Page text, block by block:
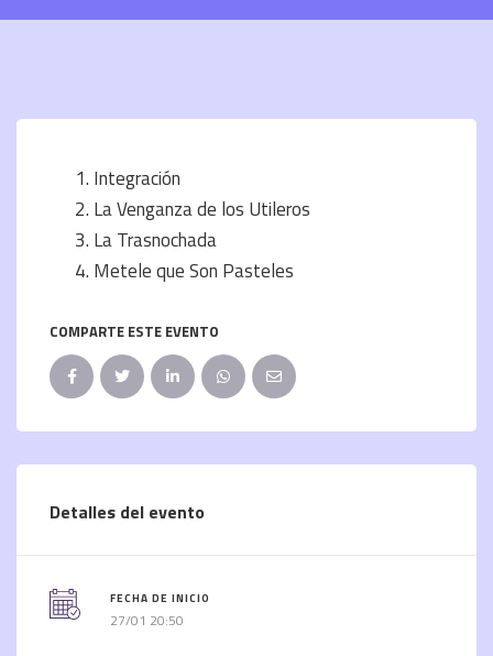
Integración
La Venganza de los Utileros
La Trasnochada
Metele que Son Pasteles
COMPARTE ESTE EVENTO
Detalles del evento
FECHA DE INICIO
27/01 20:50